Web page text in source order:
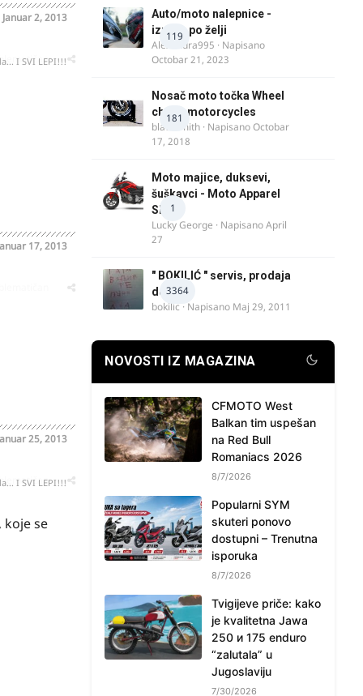
Januar 2, 2013
I SVI LEPI!!!
17, 2013
25, 2013
I SVI LEPI!!!
koje se
119
Auto/moto nalepnice -
izrada po želji
Alexandra995 · Napisano
Octobar 21, 2023
181
Nosač moto točka Wheel
chock motorcycles
blacksmith · NapisanoOctobar
17, 2018
1
Moto majice, duksevi,
šuškavci - Moto Apparel
SRB
Lucky George · NapisanoApril
27
3364
" BOKILIĆ " servis, prodaja
delova
bokilic · Napisano Maj 29, 2011
NOVOSTI IZ MAGAZINA
CFMOTO West
Balkan tim uspešan
na Red Bull
Romaniacs 2026
8/7/2026
Popularni SYM
skuteri ponovo
dostupni – Trenutna
isporuka
8/7/2026
Tvigijeve priče: kako
je kvalitetna Jawa
250 и 175 enduro
“zalutala” u
Jugoslaviju
7/30/2026